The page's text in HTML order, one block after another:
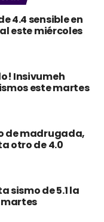
4.4 sensible en
este miércoles
Insivumeh
este martes
de madrugada,
otro de 4.0
sismo de 5.1 la